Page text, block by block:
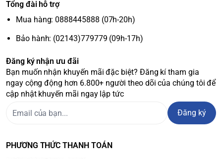
Tổng đài hỗ trợ
Mua hàng: 0888445888 (07h-20h)
Bảo hành: (02143)779779 (09h-17h)
Đăng ký nhận ưu đãi
Bạn muốn nhận khuyến mãi đặc biệt? Đăng kí tham gia
ngay cộng động hơn 6.800+ người theo dõi của chúng tôi để
cập nhật khuyến mãi ngay lập tức
Đăng ký
PHƯƠNG THỨC THANH TOÁN